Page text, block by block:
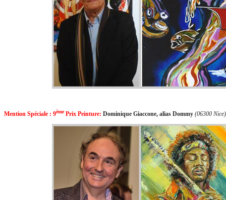
Mention Spéciale : 9èmePrix Peinture: Dominique Giaccone, alias Dommy (06300 Nice)